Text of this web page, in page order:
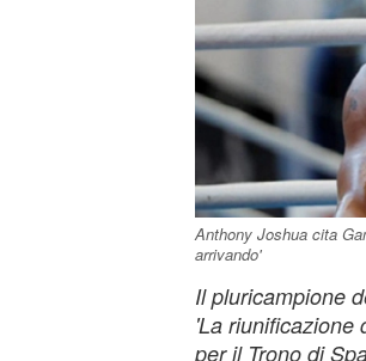
Anthony Joshua cita
arrivando'
Il pluricampione
'La riunificazione
per il Trono di